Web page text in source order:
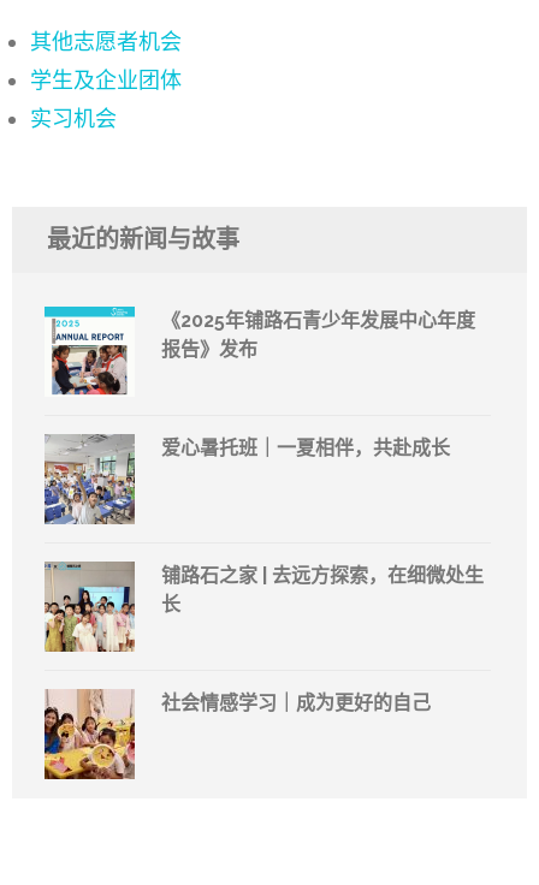
其他志愿者机会
学生及企业团体
实习机会
最近的新闻与故事
《2025年铺路石青少年发展中心年度
报告》发布
爱心暑托班｜一夏相伴，共赴成长
铺路石之家 | 去远方探索，在细微处生
长
社会情感学习｜成为更好的自己